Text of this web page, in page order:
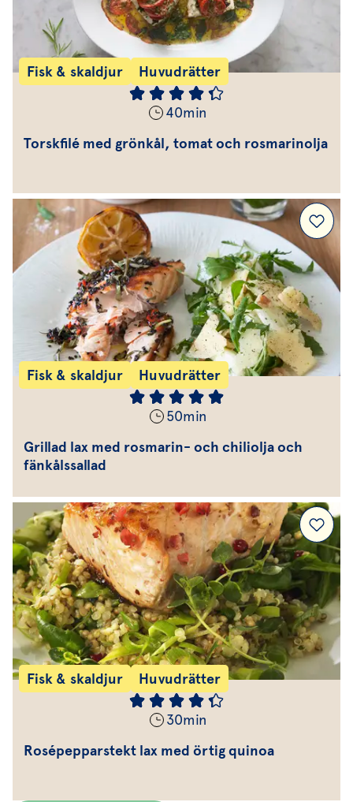
Fisk & skaldjur Huvudrätter
40min
Torskfilé med grönkål, tomat och rosmarinolja
Fisk & skaldjur Huvudrätter
50min
Grillad lax med rosmarin- och chiliolja och
fänkålssallad
Fisk & skaldjur Huvudrätter
30min
Rosépepparstekt lax med örtig quinoa